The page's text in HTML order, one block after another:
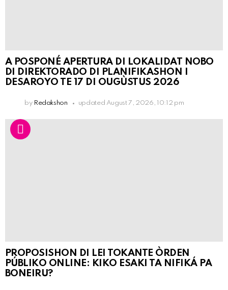
A POSPONÉ APERTURA DI LOKALIDAT NOBO
DI DIREKTORADO DI PLANIFIKASHON I
DESAROYO TE 17 DI OUGÙSTUS 2026
by Redakshon updated August 7, 2026, 10:12 pm
PROPOSISHON DI LEI TOKANTE ÒRDEN
PÚBLIKO ONLINE: KIKO ESAKI TA NIFIKÁ PA
BONEIRU?